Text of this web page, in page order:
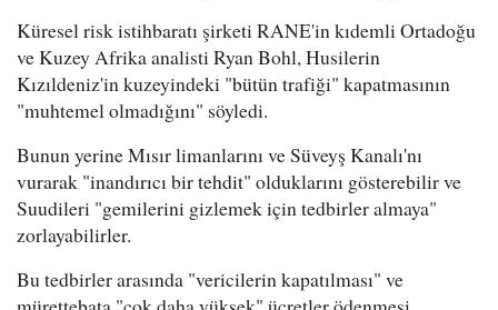
Küresel risk istihbaratı şirketi RANE'in kıdemli Ortadoğu
ve Kuzey Afrika analisti Ryan Bohl, Husilerin
Kızıldeniz'in kuzeyindeki "bütün trafiği" kapatmasının
"muhtemel olmadığını" söyledi.
Bunun yerine Mısır limanlarını ve Süveyş Kanalı'nı
vurarak "inandırıcı bir tehdit" olduklarını gösterebilir ve
Suudileri "gemilerini gizlemek için tedbirler almaya"
zorlayabilirler.
Bu tedbirler arasında "vericilerin kapatılması" ve